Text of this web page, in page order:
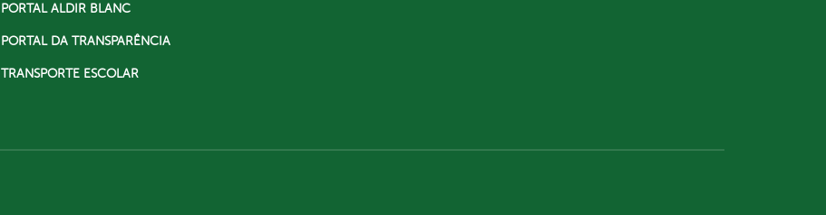
PORTAL ALDIR BLANC
PORTAL DA TRANSPARÊNCIA
TRANSPORTE ESCOLAR